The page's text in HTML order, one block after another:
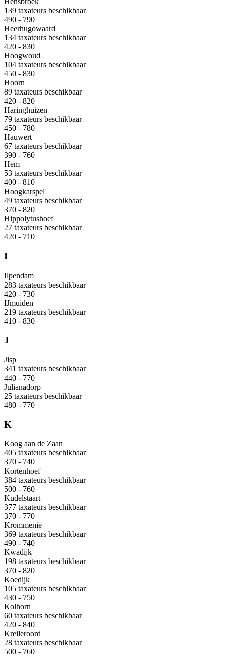
139 taxateurs beschikbaar
490 - 790
Heerhugowaard
134 taxateurs beschikbaar
420 - 830
Hoogwoud
104 taxateurs beschikbaar
450 - 830
Hoorn
89 taxateurs beschikbaar
420 - 820
Haringhuizen
79 taxateurs beschikbaar
450 - 780
Hauwert
67 taxateurs beschikbaar
390 - 760
Hem
53 taxateurs beschikbaar
400 - 810
Hoogkarspel
49 taxateurs beschikbaar
370 - 820
Hippolytushoef
27 taxateurs beschikbaar
420 - 710
I
Ilpendam
283 taxateurs beschikbaar
420 - 730
IJmuiden
219 taxateurs beschikbaar
410 - 830
J
Jisp
341 taxateurs beschikbaar
440 - 770
Julianadorp
25 taxateurs beschikbaar
480 - 770
K
Koog aan de Zaan
405 taxateurs beschikbaar
370 - 740
Kortenhoef
384 taxateurs beschikbaar
500 - 760
Kudelstaart
377 taxateurs beschikbaar
370 - 770
Krommenie
369 taxateurs beschikbaar
490 - 740
Kwadijk
198 taxateurs beschikbaar
370 - 820
Koedijk
105 taxateurs beschikbaar
430 - 750
Kolhorn
60 taxateurs beschikbaar
420 - 840
Kreileroord
28 taxateurs beschikbaar
500 - 760